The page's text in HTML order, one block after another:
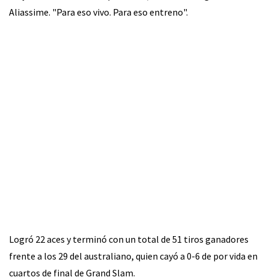
Aliassime. "Para eso vivo. Para eso entreno".
Logró 22 aces y terminó con un total de 51 tiros ganadores
frente a los 29 del australiano, quien cayó a 0-6 de por vida en
cuartos de final de Grand Slam.